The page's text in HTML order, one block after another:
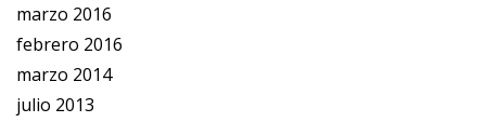
marzo 2016
febrero 2016
marzo 2014
julio 2013